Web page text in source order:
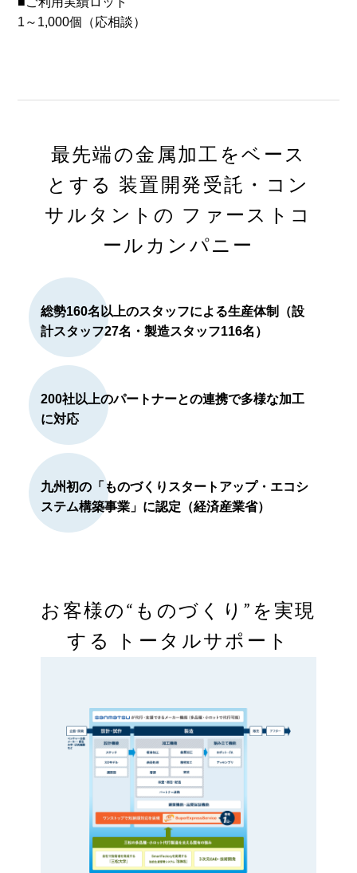
1～1,000個（応相談）
最先端の金属加工をベース
とする 装置開発受託・コン
サルタントの ファーストコ
ールカンパニー
総勢160名以上のスタッフによる生産体制（設
計スタッフ27名・製造スタッフ116名）
200社以上のパートナーとの連携で多様な加工
に対応
九州初の「ものづくりスタートアップ・エコシ
ステム構築事業」に認定（経済産業省）
お客様の“ものづくり”を実現
する
トータルサポート